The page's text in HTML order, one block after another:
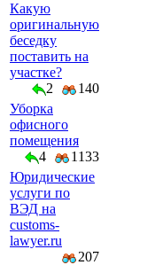
Какую
оригинальную
беседку
поставить на
участке?
2
140
Уборка
офисного
помещения
4
1133
Юридические
услуги по
ВЭД на
customs-
lawyer.ru
207